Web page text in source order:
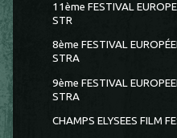
11ème FESTIVAL
STR
8ème FESTIVAL
STRA
9ème FESTIVAL
STRA
CHAMPS ELYSEES FILM